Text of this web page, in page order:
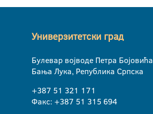
Универзитетски град
Булевар војводе Петра Бојовића
Бања Лука, Република Српска
+387 51 321 171
Факс: +387 51 315 694